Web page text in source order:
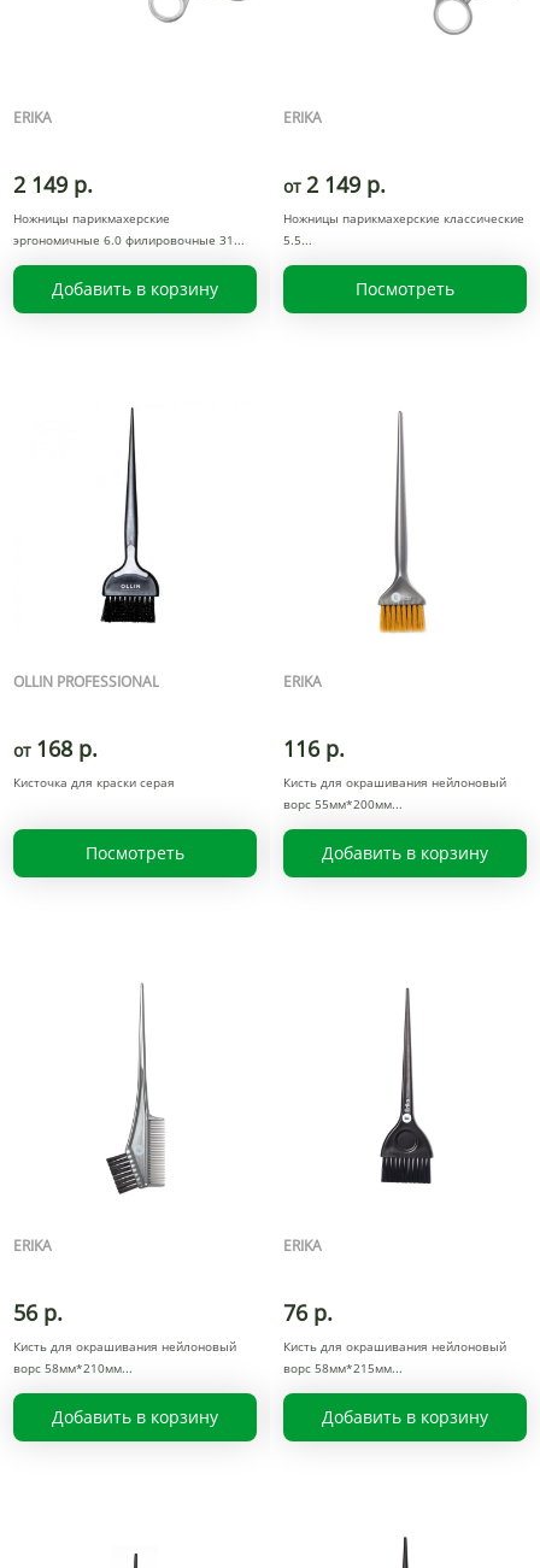
ERIKA
2 149 р.
Ножницы парикмахерские
эргономичные 6.0 филировочные 31
Добавить в корзину
ERIKA
от 2 149 р.
Ножницы парикмахерские классические
5.5
Посмотреть
OLLIN PROFESSIONAL
от 168 р.
Кисточка для краски серая
Посмотреть
ERIKA
116 р.
Кисть для окрашивания нейлоновый
ворс 55мм*200мм
Добавить в корзину
ERIKA
56 р.
Кисть для окрашивания нейлоновый
ворс 58мм*210мм
Добавить в корзину
ERIKA
76 р.
Кисть для окрашивания нейлоновый
ворс 58мм*215мм
Добавить в корзину